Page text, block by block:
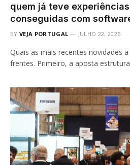
quem já teve
conseguidas com
BY VEJA PORTUGAL JULHO 22, 2026
Quais as mais recentes novidades
frentes. Primeiro, a aposta